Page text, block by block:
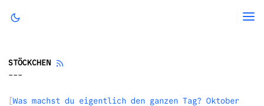
STÖCKCHEN
Was machst du eigentlich den ganzen Tag? Oktober